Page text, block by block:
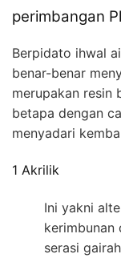
perimbangan
Berpidato ihwal
benar-benar
merupakan resin
betapa dengan
menyadari
1 Akrilik
Ini yakni
kerimbunan
serasi